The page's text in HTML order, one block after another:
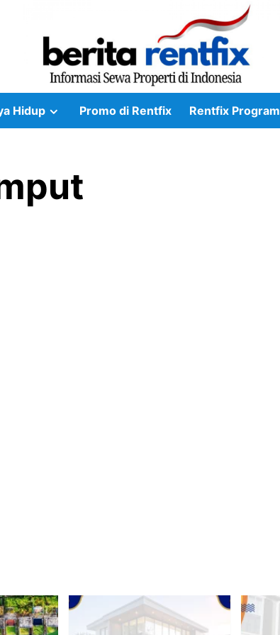
Hidup Promo di Rentfix Rentfix Program